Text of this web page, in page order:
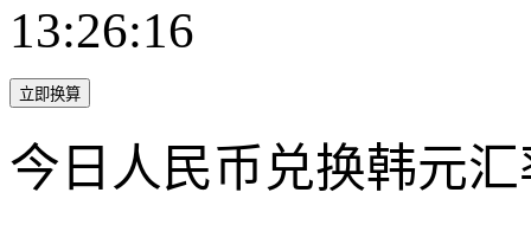
13:26:16
立即换算
今日人民币兑换韩元